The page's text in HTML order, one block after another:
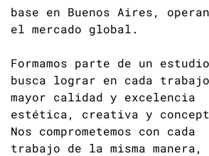
base en Buenos Aires,
el mercado global.
Formamos parte de un
busca lograr en cada
mayor calidad y excelencia
estética, creativa y
Nos comprometemos con cada
trabajo de la misma manera,